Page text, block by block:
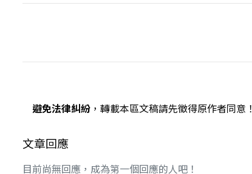
避免法律糾紛 ，轉載本區文稿請先徵得原作者同意！
文章回應
目前尚無回應，成為第一個回應的人吧！